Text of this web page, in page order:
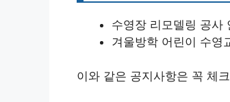
수영장 리모델링 공사
겨울방학 어린이 수영
이와 같은 공지사항은 꼭 체